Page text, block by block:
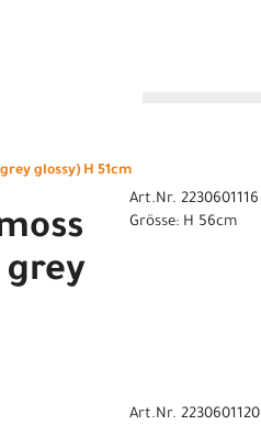
glossy) H 51cm
grey
Art.Nr. 2230601116
Grösse: H 56cm
Art.Nr. 2230601120